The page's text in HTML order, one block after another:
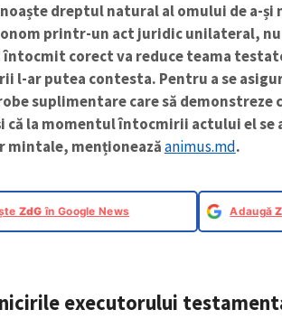
dreptul natural al omului de a-
printr-un act juridic unilateral,
corect va reduce teama
l-ar putea contesta. Pentru a se
suplimentare care să demonstreze
că la momentul întocmirii actului el
mintale, menționeazăanimus.md.
ZdG în Google News Adaugă
executorului